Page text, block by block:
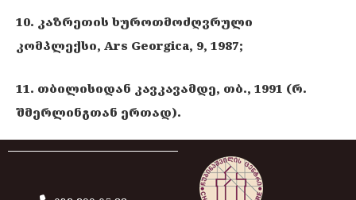
10. კაზრეთის ხუროთმოძღვრული
კომპლექსი, Ars Georgica, 9, 1987;
11. თბილისიდან კავკავამდე, თბ., 1991 (რ.
შმერლინგთან ერთად).